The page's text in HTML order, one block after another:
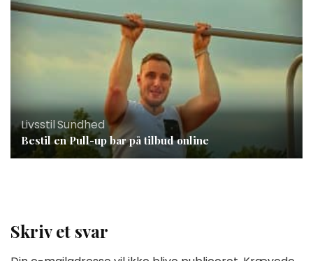
Livsstil,Sundhed
Bestil en Pull-up bar på tilbud online
Skriv et svar